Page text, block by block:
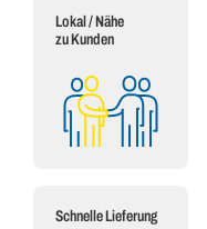
Lokal / Nähe
zu Kunden
Schnelle Lieferung